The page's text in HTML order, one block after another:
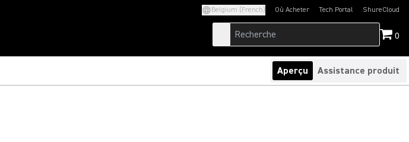
Belgium (French) Où Acheter Tech Portal
(Opens in a new tab)ShureCloud
(Opens in a new
0
Aperçu Assistance produit